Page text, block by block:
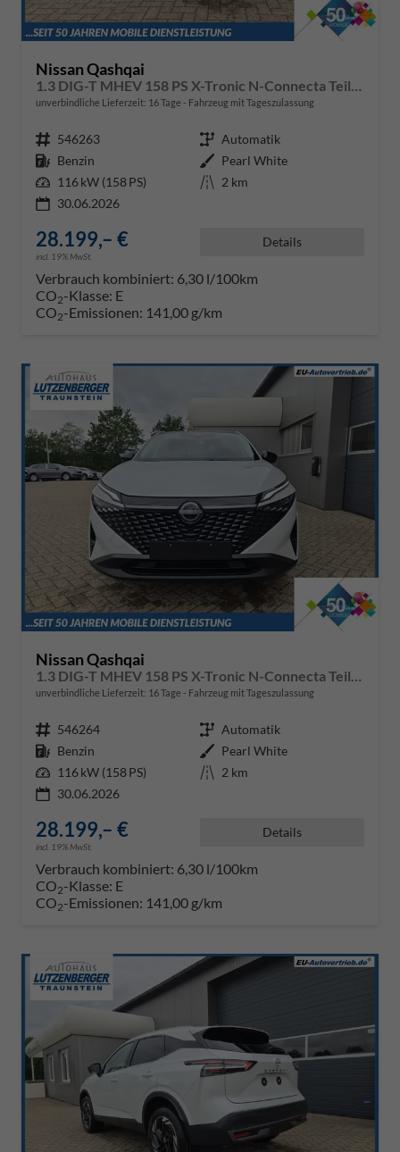
Nissan Qashqai
unverbindliche Lieferzeit: 16 Tage Fahrzeug mit Tageszulassung
Fahrzeugnr. 546263 Getriebe Automatik
Kraftstoff Benzin Außenfarbe Pearl White
Leistung 116 kW (158 PS) Kilometerstand 2 km
30.06.2026
28.199,– €
incl. 19% MwSt.
Details
Verbrauch kombiniert: 6,30 l/100km
CO2-Klasse: E
CO2-Emissionen: 141,00 g/km
Nissan Qashqai
unverbindliche Lieferzeit: 16 Tage Fahrzeug mit Tageszulassung
Fahrzeugnr. 546264 Getriebe Automatik
Kraftstoff Benzin Außenfarbe Pearl White
Leistung 116 kW (158 PS) Kilometerstand 2 km
30.06.2026
28.199,– €
incl. 19% MwSt.
Details
Verbrauch kombiniert: 6,30 l/100km
CO2-Klasse: E
CO2-Emissionen: 141,00 g/km